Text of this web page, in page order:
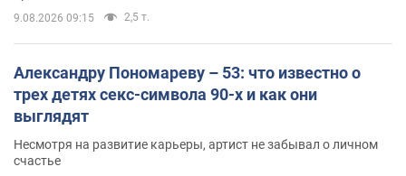
9.08.2026 09:15 2,5 т.
Александру Пономареву – 53: что известно о
трех детях секс-символа 90-х и как они
выглядят
Несмотря на развитие карьеры, артист не забывал о личном
счастье